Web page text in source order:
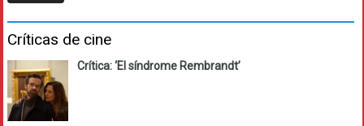
Críticas de cine
Crítica: ‘El síndrome Rembrandt’